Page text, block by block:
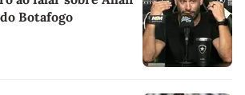
Botafogo